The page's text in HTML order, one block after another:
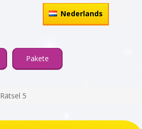
Nederlands
Pakete
Rätsel 5